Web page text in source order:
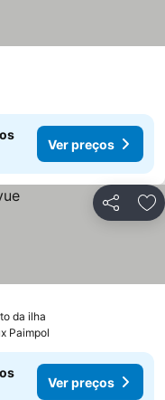
Ver preços
Partilhar
da ilha
Paimpol
Ver preços